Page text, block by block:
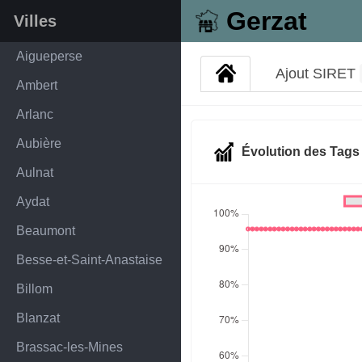
Gerzat
Villes
Aigueperse
Ambert
Arlanc
Aubière
Aulnat
Aydat
Beaumont
Besse-et-Saint-Anastaise
Billom
Blanzat
Brassac-les-Mines
Ajout SIRET
Évolution des